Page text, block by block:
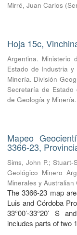
Mirré, Juan Carlos (
Hoja 15c,
Argentina. Ministerio
Estado de Industria
Minería. División
Secretaría de
de Geología y
Mapeo
3366-23,
Sims, John P.; Stuart-
Geológico Minero
Minerales y
The 3366-23 map
Luis and Córdoba
33°00’-33°20’ S
includes parts of two